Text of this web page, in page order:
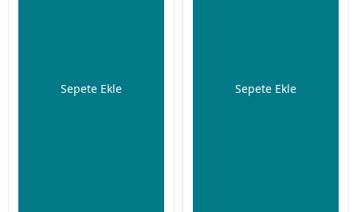
Sepete Ekle Sepete Ekle